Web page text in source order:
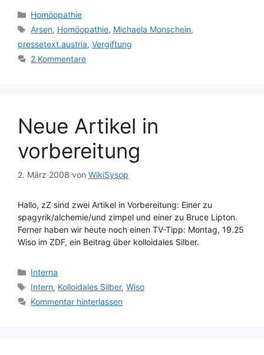
Kategorien
Homöopathie
Schlagwörter
Arsen, Homöopathie, Michaela Monschein,
pressetext.austria, Vergiftung
2 Kommentare
Neue Artikel in
vorbereitung
2. März 2008 von WikiSysop
Hallo, zZ sind zwei Artikel in Vorbereitung: Einer zu
spagyrik/alchemie/und zimpel und einer zu Bruce Lipton.
Ferner haben wir heute noch einen TV-Tipp: Montag, 19.25
Wiso im ZDF, ein Beitrag über kolloidales Silber.
Kategorien
Interna
Schlagwörter
Intern, Kolloidales Silber,Wiso
Kommentar hinterlassen